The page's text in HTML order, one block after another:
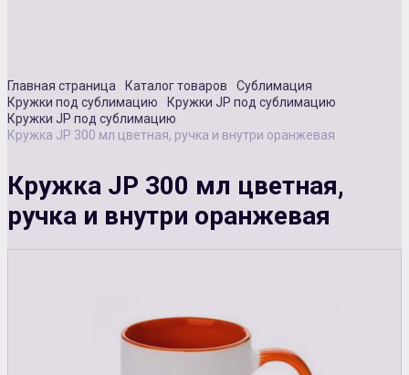
Главная страница Каталог товаров
Сублимация
Кружки под сублимацию
Кружки JP под сублимацию
Кружки JP под сублимацию
Кружка JP 300 мл цветная, ручка и внутри оранжевая
Кружка JP 300 мл цветная,
ручка и внутри оранжевая